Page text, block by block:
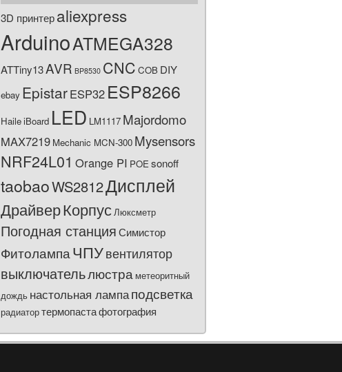
3D принтерaliexpress
ArduinoATMEGA328
ATTiny13AVR BP8530 CNC COB DIY
ebay EpistarESP32 ESP8266
HaileiBoard LED LM1117 Majordomo
MAX7219 Mechanic MCN-300 Mysensors
NRF24L01 Orange PI POEsonoff
taobaoWS2812Дисплей
ДрайверКорпусЛюксметр
Погодная станцияСимистор
ФитолампаЧПУвентилятор
выключательлюстра метеоритный
дождь настольная лампаподсветка
радиатортермопастафотография